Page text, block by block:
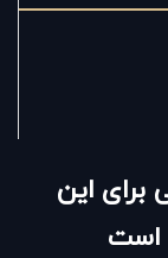
برای این
است